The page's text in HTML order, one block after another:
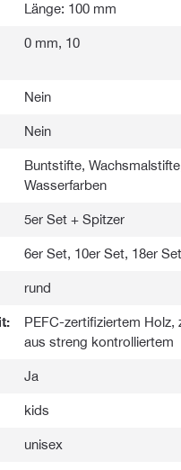
Länge: 100 mm
0 mm, 10
Nein
Nein
Buntstifte,
Wasserfarben
5er Set + Spitzer
6er Set, 10er Set, 18er
rund
PEFC-zertifiziertem Holz,
aus streng kontrolliertem
Ja
kids
unisex